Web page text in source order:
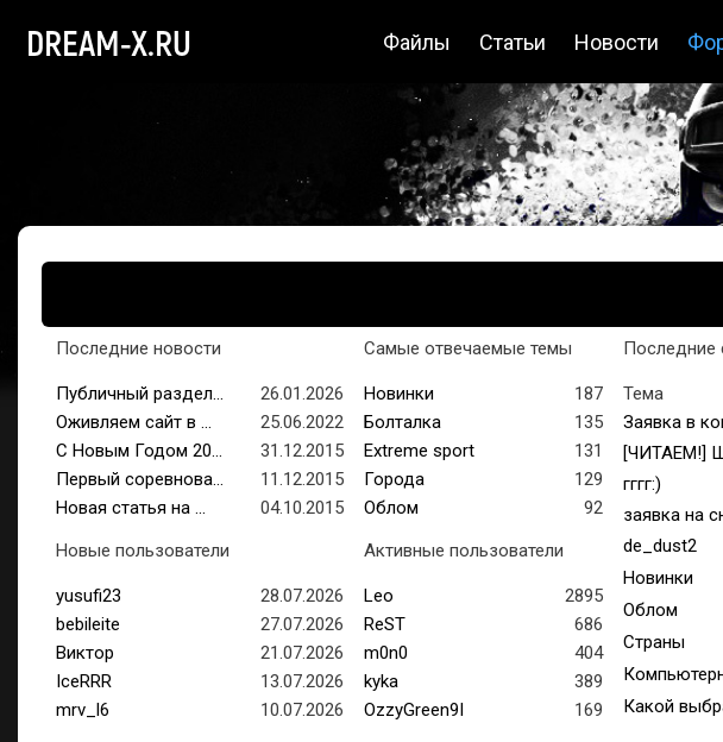
DREAM-X.RU Файлы Статьи Новости
Последние новости Самые отвечаемые темы Последние
Публичный раздел...
26.01.2026
Оживляем сайт в ...
25.06.2022
С Новым Годом 20...
31.12.2015
Первый соревнова...
11.12.2015
Новая статья на ...
04.10.2015
Новинки
187
Болталка
135
Extreme sport
131
Города
129
Облом
92
Тема
Заявка в
[ЧИТАЕМ!]
гггг:)
заявка на
de_dust2
Новинки
Облом
Страны
Какой
Новые пользователи Активные пользователи
yusufi23
28.07.2026
bebileite
27.07.2026
Виктор
21.07.2026
IceRRR
13.07.2026
mrv_l6
10.07.2026
Leo
2895
ReST
686
m0n0
404
kyka
389
OzzyGreen9I
169